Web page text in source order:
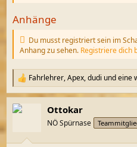
Anhänge
Du musst registriert sein im
Anhang zu sehen. Registriere dich
R
e
a
k
Fahrlehrer,Apex,dudi und eine
Ottokar
NÖ Spürnase